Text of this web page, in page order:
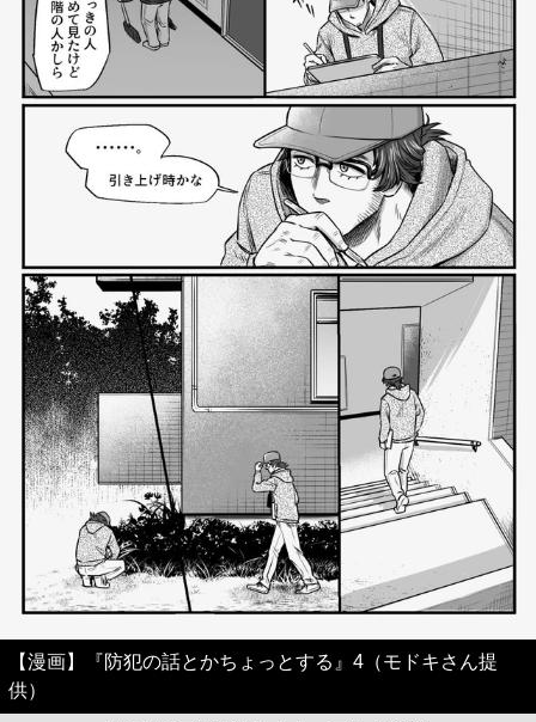
【漫画】『防犯の話とかちょっとする』4（モドキさん提
供）